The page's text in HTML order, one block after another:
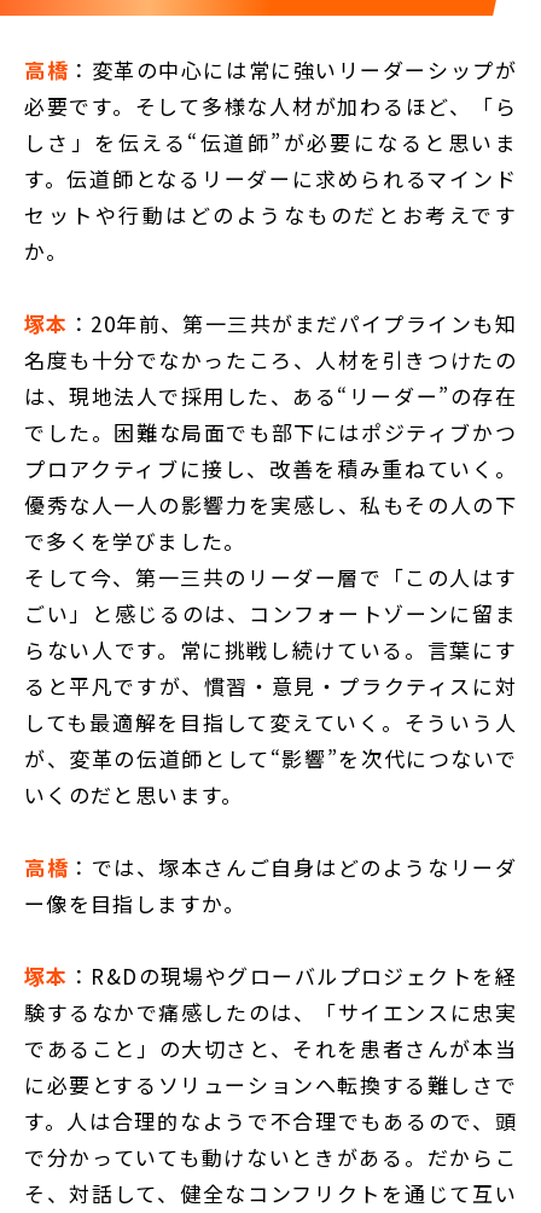
高橋 ：変革の中心には常に強いリーダーシップが
必要です。そして多様な人材が加わるほど、「ら
しさ」を伝える“伝道師”が必要になると思いま
す。伝道師となるリーダーに求められるマインド
セットや行動はどのようなものだとお考えです
か。
塚本 ：20年前、第一三共がまだパイプラインも知
名度も十分でなかったころ、人材を引きつけたの
は、現地法人で採用した、ある“リーダー”の存在
でした。困難な局面でも部下にはポジティブかつ
プロアクティブに接し、改善を積み重ねていく。
優秀な人一人の影響力を実感し、私もその人の下
で多くを学びました。
そして今、第一三共のリーダー層で「この人はす
ごい」と感じるのは、コンフォートゾーンに留ま
らない人です。常に挑戦し続けている。言葉にす
ると平凡ですが、慣習・意見・プラクティスに対
しても最適解を目指して変えていく。そういう人
が、変革の伝道師として“影響”を次代につないで
いくのだと思います。
高橋 ：では、塚本さんご自身はどのようなリーダ
ー像を目指しますか。
塚本 ：R&Dの現場やグローバルプロジェクトを経
験するなかで痛感したのは、「サイエンスに忠実
であること」の大切さと、それを患者さんが本当
に必要とするソリューションへ転換する難しさで
す。人は合理的なようで不合理でもあるので、頭
で分かっていても動けないときがある。だからこ
そ、対話して、健全なコンフリクトを通じて互い